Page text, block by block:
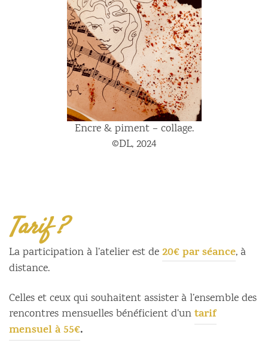
Encre & piment – collage.
©DL, 2024
Tarif ?
La participation à l’atelier est de20€ par séance, à
distance.
Celles et ceux qui souhaitent assister à l’ensemble des
rencontres mensuelles bénéficient d’untarif
mensuel à 55€.